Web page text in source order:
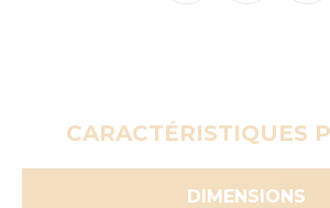
CARACTÉRISTIQUES
DIMENSIONS